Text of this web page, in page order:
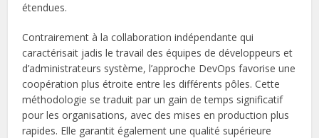
étendues.
Contrairement à la collaboration indépendante qui
caractérisait jadis le travail des équipes de développeurs et
d’administrateurs système, l’approche DevOps favorise une
coopération plus étroite entre les différents pôles. Cette
méthodologie se traduit par un gain de temps significatif
pour les organisations, avec des mises en production plus
rapides. Elle garantit également une qualité supérieure